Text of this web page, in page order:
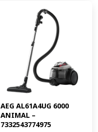
AEG AL61A4UG 6000
ANIMAL –
7332543774975